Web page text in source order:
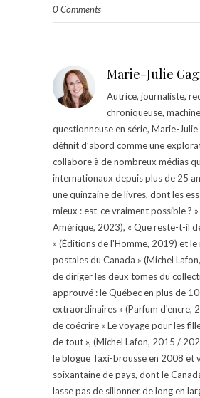
0 Comments
Marie-Julie
Autrice, journaliste,
chroniqueuse,
questionneuse en série, Marie-Julie
définit d’abord comme une
collabore à de nombreux médias
internationaux depuis plus de 25
une quinzaine de livres, dont les
mieux : est-ce vraiment possible ?
Amérique, 2023), « Que reste-t-il
» (Éditions de l'Homme, 2019) et
postales du Canada » (Michel
de diriger les deux tomes du
approuvé : le Québec en plus de
extraordinaires » (Parfum d'encre,
de coécrire « Le voyage pour les
de tout », (Michel Lafon, 2015 /
le blogue Taxi-brousse en 2008 et
soixantaine de pays, dont le
lasse pas de sillonner de long en